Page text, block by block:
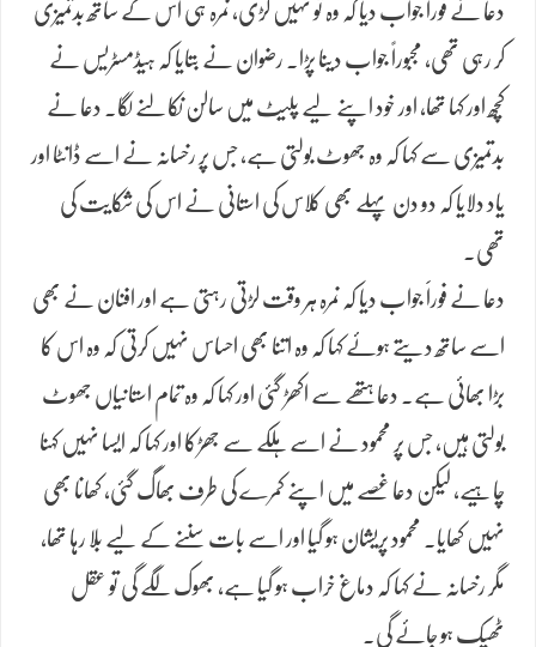
دعا نے فوراً جواب دیا کہ وہ تو نہیں لڑی، نمرہ ہی اس کے ساتھ بدتمیزی
کر رہی تھی، مجبوراً جواب دینا پڑا۔ رضوان نے بتایا کہ ہیڈمسٹریس نے
کچھ اور کہا تھا، اور خود اپنے لیے پلیٹ میں سالن نکالنے لگا۔ دعا نے
بدتمیزی سے کہا کہ وہ جھوٹ بولتی ہے، جس پر رخسانہ نے اسے ڈانٹا اور
یاد دلایا کہ دو دن پہلے بھی کلاس کی استانی نے اس کی شکایت کی
تھی۔
دعا نے فوراََ جواب دیا کہ نمرہ ہر وقت لڑتی رہتی ہے اور افنان نے بھی
اسے ساتھ دیتے ہوئے کہا کہ وہ اتنا بھی احساس نہیں کرتی کہ وہ اس کا
بڑا بھائی ہے۔ دعا ہتھے سے اکھڑ گئی اور کہا کہ وہ تمام استانیاں جھوٹ
بولتی ہیں، جس پر محمود نے اسے ہلکے سے جھڑکا اور کہا کہ ایسا نہیں کہنا
چاہیے، لیکن دعا غصے میں اپنے کمرے کی طرف بھاگ گئی، کھانا بھی
نہیں کھایا۔ محمود پریشان ہو گیا اور اسے بات سننے کے لیے بلا رہا تھا،
مگر رخسانہ نے کہا کہ دماغ خراب ہو گیا ہے، بھوک لگے گی تو عقل
ٹھیک ہو جائے گی۔